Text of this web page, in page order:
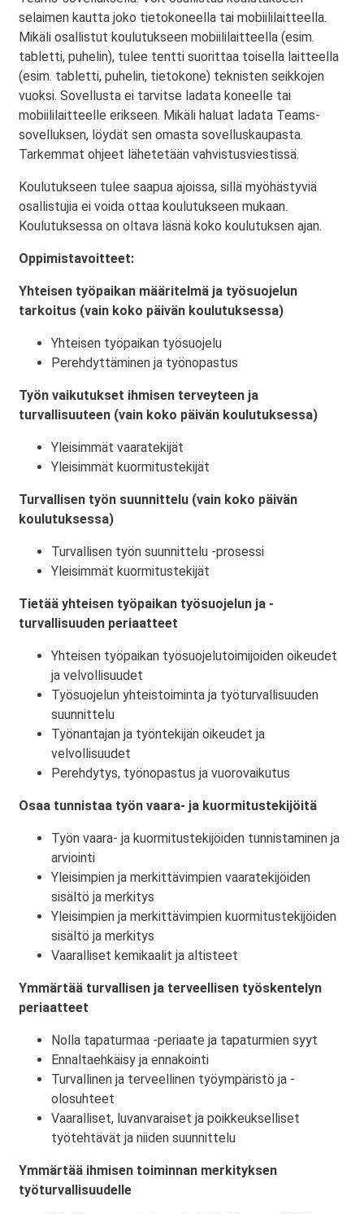
selaimen kautta joko tietokoneella tai mobiililaitteella.
Mikäli osallistut koulutukseen mobiililaitteella (esim.
tabletti, puhelin), tulee tentti suorittaa toisella laitteella
(esim. tabletti, puhelin, tietokone) teknisten seikkojen
vuoksi. Sovellusta ei tarvitse ladata koneelle tai
mobiililaitteelle erikseen. Mikäli haluat ladata Teams-
sovelluksen, löydät sen omasta sovelluskaupasta.
Tarkemmat ohjeet lähetetään vahvistusviestissä.
Koulutukseen tulee saapua ajoissa, sillä myöhästyviä
osallistujia ei voida ottaa koulutukseen mukaan.
Koulutuksessa on oltava läsnä koko koulutuksen ajan.
Oppimistavoitteet:
Yhteisen työpaikan määritelmä ja työsuojelun
tarkoitus (vain koko päivän koulutuksessa)
Yhteisen työpaikan työsuojelu
Perehdyttäminen ja työnopastus
Työn vaikutukset ihmisen terveyteen ja
turvallisuuteen (vain koko päivän koulutuksessa)
Yleisimmät vaaratekijät
Yleisimmät kuormitustekijät
Turvallisen työn suunnittelu (vain koko päivän
koulutuksessa)
Turvallisen työn suunnittelu -prosessi
Yleisimmät kuormitustekijät
Tietää yhteisen työpaikan työsuojelun ja -
turvallisuuden periaatteet
Yhteisen työpaikan työsuojelutoimijoiden oikeudet
ja velvollisuudet
Työsuojelun yhteistoiminta ja työturvallisuuden
suunnittelu
Työnantajan ja työntekijän oikeudet ja
velvollisuudet
Perehdytys, työnopastus ja vuorovaikutus
Osaa tunnistaa työn vaara- ja kuormitustekijöitä
Työn vaara- ja kuormitustekijöiden tunnistaminen ja
arviointi
Yleisimpien ja merkittävimpien vaaratekijöiden
sisältö ja merkitys
Yleisimpien ja merkittävimpien kuormitustekijöiden
sisältö ja merkitys
Vaaralliset kemikaalit ja altisteet
Ymmärtää turvallisen ja terveellisen työskentelyn
periaatteet
Nolla tapaturmaa -periaate ja tapaturmien syyt
Ennaltaehkäisy ja ennakointi
Turvallinen ja terveellinen työympäristö ja -
olosuhteet
Vaaralliset, luvanvaraiset ja poikkeukselliset
työtehtävät ja niiden suunnittelu
Ymmärtää ihmisen toiminnan merkityksen
työturvallisuudelle